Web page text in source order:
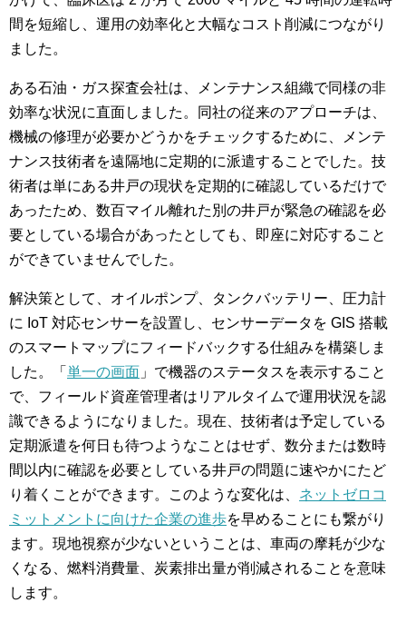
間を短縮し、運用の効率化と大幅なコスト削減につながり
ました。
ある石油・ガス探査会社は、メンテナンス組織で同様の非
効率な状況に直面しました。同社の従来のアプローチは、
機械の修理が必要かどうかをチェックするために、メンテ
ナンス技術者を遠隔地に定期的に派遣することでした。技
術者は単にある井戸の現状を定期的に確認しているだけで
あったため、数百マイル離れた別の井戸が緊急の確認を必
要としている場合があったとしても、即座に対応すること
ができていませんでした。
解決策として、オイルポンプ、タンクバッテリー、圧力計
に IoT 対応センサーを設置し、センサーデータを GIS 搭載
のスマートマップにフィードバックする仕組みを構築しま
した。「 単一の画面 」で機器のステータスを表示すること
で、フィールド資産管理者はリアルタイムで運用状況を認
識できるようになりました。現在、技術者は予定している
定期派遣を何日も待つようなことはせず、数分または数時
間以内に確認を必要としている井戸の問題に速やかにたど
り着くことができます。このような変化は、 ネットゼロコ
ミットメントに向けた企業の進歩を早めることにも繋がり
ます。現地視察が少ないということは、車両の摩耗が少な
くなる、燃料消費量、炭素排出量が削減されることを意味
します。